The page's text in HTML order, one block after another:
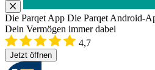
Die Parqet App Die Parqet Android-
Dein Vermögen immer dabei
4,7
Jetzt öffnen